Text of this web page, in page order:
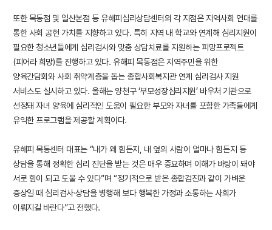
또한 목동점 및 일산본점 등 유해피심리상담센터의 각 지점은 지역사회 연대를
통한 사회 공헌 가치를 지향하고 있다. 특히 지역 내 학교와 연계해 심리지원이
필요한 청소년들에게 심리검사와 맞춤 상담치료를 지원하는 피망프로젝트
(피어라 희망)를 진행하고 있다. 유해피 목동점은 지역주민을 위한
양육간담회와 사회 취약계층을 돕는 종합사회복지관 연계 심리검사 지원
서비스도 실시하고 있다. 올해는 양천구 ‘부모성장심리지원’ 바우처 기관으로
선정돼 자녀 양육에 심리적인 도움이 필요한 부모와 자녀를 포함한 가족들에게
유익한 프로그램을 제공할 계획이다.
유해피 목동센터 대표는 “내가 왜 힘든지, 내 옆의 사람이 얼마나 힘든지 등
상담을 통해 정확한 심리 진단을 받는 것은 매우 중요하며 이해가 바탕이 돼야
서로 힘이 되고 도울 수 있다”며 “정기적으로 받은 종합검진과 같이 가벼운
증상일 때 심리검사·상담을 병행해 보다 행복한 가정과 소통하는 사회가
이뤄지길 바란다”고 전했다.